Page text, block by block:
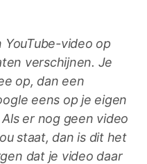
YouTube-video op
verschijnen. Je
op, dan een
eens op je eigen
er nog geen video
staat, dan is dit het
dat je video daar